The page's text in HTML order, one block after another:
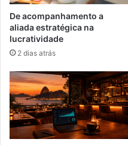
De acompanhamento a
aliada estratégica na
lucratividade
2 dias atrás